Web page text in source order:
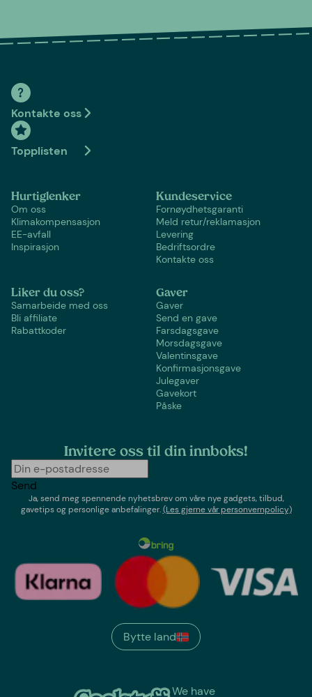
Kontakte oss
Topplisten
Hurtiglenker
Om oss
Klimakompensasjon
EE-avfall
Inspirasjon
Kundeservice
Fornøydhetsgaranti
Meld retur/reklamasjon
Levering
Bedriftsordre
Kontakte oss
Liker du oss?
Samarbeide med oss
Bli affiliate
Rabattkoder
Gaver
Gaver
Send en gave
Farsdagsgave
Morsdagsgave
Valentinsgave
Konfirmasjonsgave
Julegaver
Gavekort
Påske
Invitere oss til din innboks!
Send
Ja, send meg spennende nyhetsbrev om våre nye gadgets, tilbud,
gavetips og personlige anbefalinger.(Les gjerne vår personvernpolicy)
We have
Bytte land